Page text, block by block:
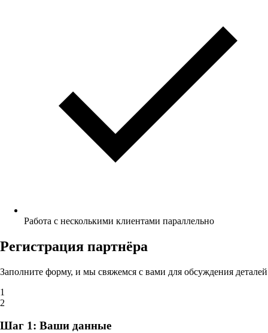
Работа с несколькими клиентами параллельно
Регистрация партнёра
Заполните форму, и мы свяжемся с вами для обсуждения деталей
1
2
Шаг 1: Ваши данные